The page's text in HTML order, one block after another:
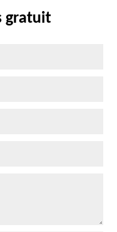
gratuit